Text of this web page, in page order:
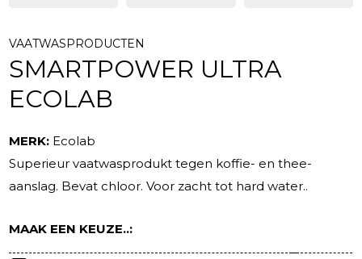
VAATWASPRODUCTEN
SMARTPOWER ULTRA
ECOLAB
MERK: Ecolab
Superieur vaatwasprodukt tegen koffie- en thee-
aanslag. Bevat chloor. Voor zacht tot hard water..
MAAK EEN KEUZE..: